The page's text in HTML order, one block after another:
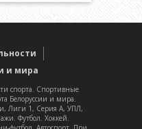
и мира
спорта. Спортивные
Белоруссии и мира.
Лиги 1, Серия А, УПЛ,
Футбол. Хоккей.